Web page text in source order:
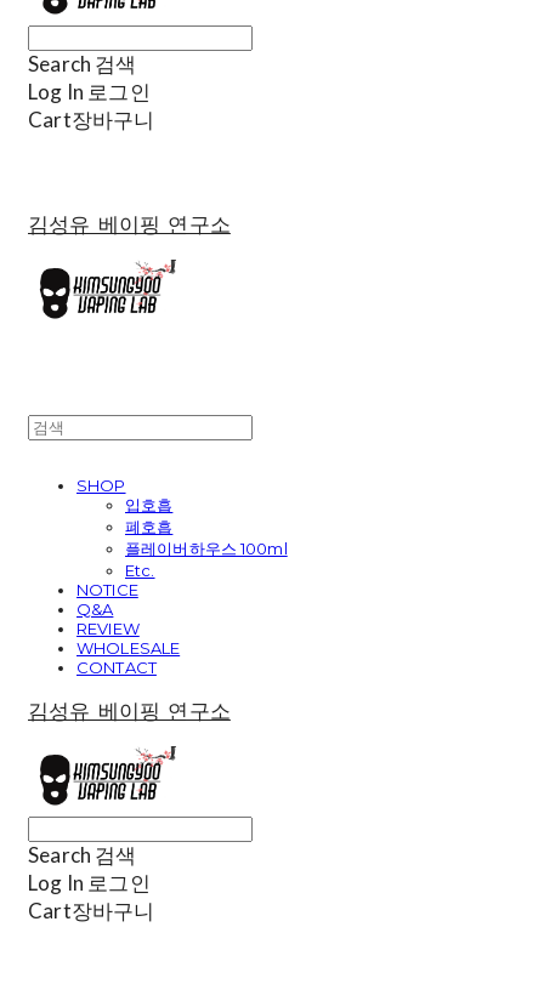
Search 검색
Log In 로그인
Cart장바구니
김성유 베이핑 연구소
SHOP
입호흡
폐호흡
플레이버하우스 100ml
Etc.
NOTICE
Q&A
REVIEW
WHOLESALE
CONTACT
김성유 베이핑 연구소
Search 검색
Log In 로그인
Cart장바구니